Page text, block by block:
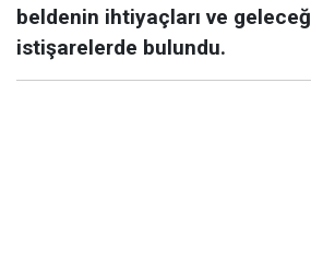
beldenin ihtiyaçları ve
istişarelerde bulundu.